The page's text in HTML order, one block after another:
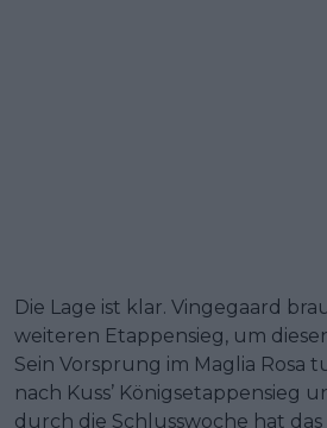
Die Lage ist klar. Vingegaard
weiteren Etappensieg, um
Sein Vorsprung im Maglia Rosa
nach Kuss’ Königsetappensieg
durch die Schlusswoche hat das